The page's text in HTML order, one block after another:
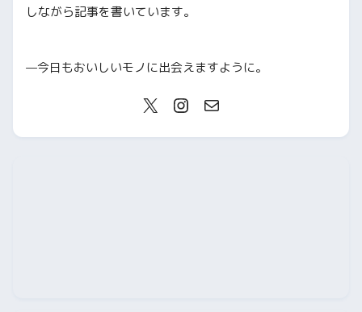
しながら記事を書いています。
—今日もおいしいモノに出会えますように。